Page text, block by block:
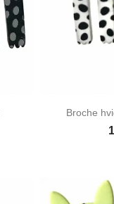
Broche